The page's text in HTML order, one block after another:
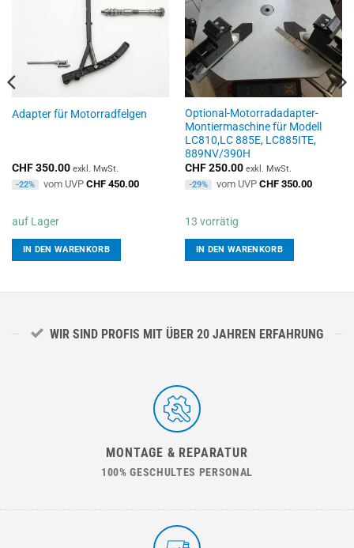
Adapter für Motorradfelgen
CHF350.00 exkl. MwSt.
-22%
vom UVP CHF450.00
auf Lager
IN DEN WARENKORB
Optional-Motorradadapter-
Montiermaschine für Modell
LC810,LC 885E, LC885ITE,
889NV/390H
CHF250.00 exkl. MwSt.
-29%
vom UVP CHF350.00
13 vorrätig
IN DEN WARENKORB
WIR SIND PROFIS MIT ÜBER 20 JAHREN ERFAHRUNG
MONTAGE & REPARATUR
100% GESCHULTES PERSONAL